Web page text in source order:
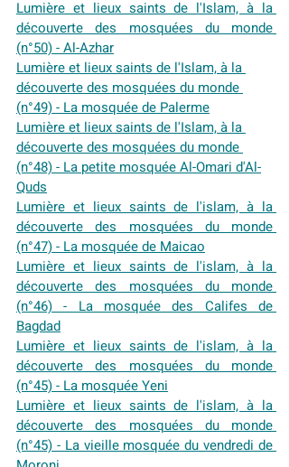
Lumière et lieux saints de l'Islam, à la
découverte des mosquées du monde
(n°50) - Al-Azhar
Lumière et lieux saints de l'Islam, à la
découverte des mosquées du monde
(n°49) - La mosquée de Palerme
Lumière et lieux saints de l'Islam, à la
découverte des mosquées du monde
(n°48) - La petite mosquée Al-Omari d'Al-
Quds
Lumière et lieux saints de l'islam, à la
découverte des mosquées du monde
(n°47) - La mosquée de Maicao
Lumière et lieux saints de l'islam, à la
découverte des mosquées du monde
(n°46) - La mosquée des Califes de
Bagdad
Lumière et lieux saints de l'islam, à la
découverte des mosquées du monde
(n°45) - La mosquée Yeni
Lumière et lieux saints de l'islam, à la
découverte des mosquées du monde
(n°45) - La vieille mosquée du vendredi de